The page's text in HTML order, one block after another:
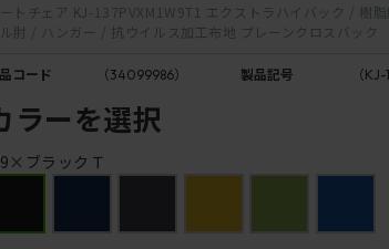
ートチェア KJ-137PVXM1W9T1 エクストラハイバック / 樹
肘 / ハンガー / 抗ウイルス加工布地 プレーンクロスバック
コード （34099986） 製品記号 （
ラーを選択
ブラックＴ